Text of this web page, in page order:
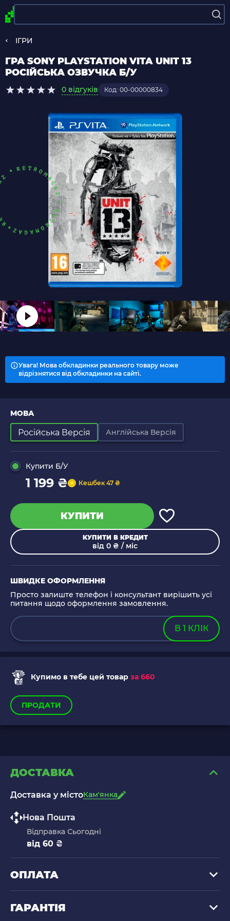
ІГРИ
ГРА SONY PLAYSTATION VITA UNIT 13
РОСІЙСЬКА ОЗВУЧКА Б/У
0 відгуків Код: 00-00000834
Увага! Мова обкладинки реального товару може
відрізнятися від обкладинки на сайті.
МОВА
Російська Версія Англійська Версія
Купити Б/У
1 199 ₴ Кешбек 47 ₴
КУПИТИ
КУПИТИ В КРЕДИТ
від 0 ₴ / міс
ШВИДКЕ ОФОРМЛЕННЯ
Просто залиште телефон і консультант вирішить усі
питання щодо оформлення замовлення.
В 1 КЛІК
Купимо в тебе цей товар за 660
ПРОДАТИ
ДОСТАВКА
Доставка у містоКам'янка
Нова Пошта
Відправка Сьогодні
від 60 ₴
ОПЛАТА
ГАРАНТІЯ